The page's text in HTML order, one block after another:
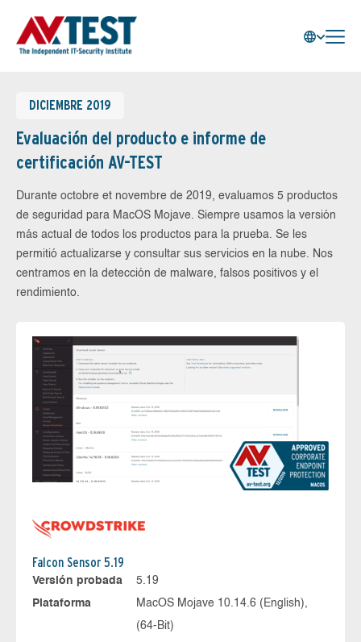
DICIEMBRE 2019
Evaluación del producto e informe de
certificación AV-TEST
Durante octobre et novembre de 2019, evaluamos 5 productos
de seguridad para MacOS Mojave. Siempre usamos la versión
más actual de todos los productos para la prueba. Se les
permitió actualizarse y consultar sus servicios en la nube. Nos
centramos en la detección de malware, falsos positivos y el
rendimiento.
Falcon Sensor 5.19
Versión probada
5.19
Plataforma
MacOS Mojave 10.14.6 (English),
(64-Bit)